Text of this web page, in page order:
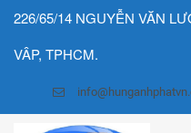
226/65/14 NGUYỄN VĂN
VÂP, TPHCM.